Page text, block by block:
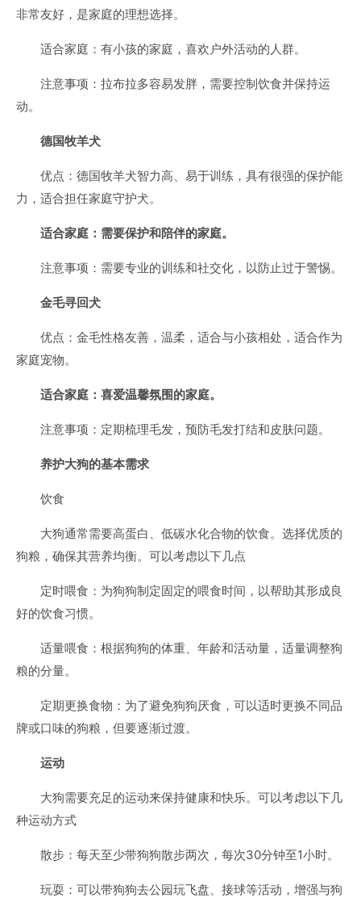
非常友好，是家庭的理想选择。
适合家庭：有小孩的家庭，喜欢户外活动的人群。
注意事项：拉布拉多容易发胖，需要控制饮食并保持运
动。
德国牧羊犬
优点：德国牧羊犬智力高、易于训练，具有很强的保护能
力，适合担任家庭守护犬。
适合家庭：需要保护和陪伴的家庭。
注意事项：需要专业的训练和社交化，以防止过于警惕。
金毛寻回犬
优点：金毛性格友善，温柔，适合与小孩相处，适合作为
家庭宠物。
适合家庭：喜爱温馨氛围的家庭。
注意事项：定期梳理毛发，预防毛发打结和皮肤问题。
养护大狗的基本需求
饮食
大狗通常需要高蛋白、低碳水化合物的饮食。选择优质的
狗粮，确保其营养均衡。可以考虑以下几点
定时喂食：为狗狗制定固定的喂食时间，以帮助其形成良
好的饮食习惯。
适量喂食：根据狗狗的体重、年龄和活动量，适量调整狗
粮的分量。
定期更换食物：为了避免狗狗厌食，可以适时更换不同品
牌或口味的狗粮，但要逐渐过渡。
运动
大狗需要充足的运动来保持健康和快乐。可以考虑以下几
种运动方式
散步：每天至少带狗狗散步两次，每次30分钟至1小时。
玩耍：可以带狗狗去公园玩飞盘、接球等活动，增强与狗